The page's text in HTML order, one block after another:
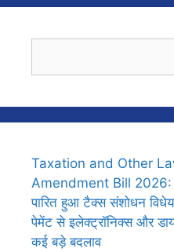
Taxation and Other
Amendment Bill 2026:
पारित हुआ टैक्स संशोधन
पेमेंट से इलेक्ट्रॉनिक्स और
कई बड़े बदलाव